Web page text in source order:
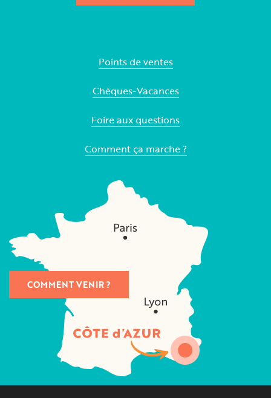
Points de ventes
Chèques-Vacances
Foire aux questions
Comment ça marche ?
COMMENT VENIR ?